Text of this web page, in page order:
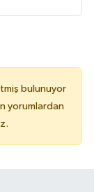
bulunuyor
yorumlardan